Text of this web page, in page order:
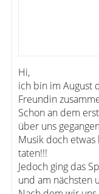
Hi,
ich bin im August
Freundin
Schon an dem
über uns
Musik doch etwas
taten!!!
Jedoch ging das
und am nächsten